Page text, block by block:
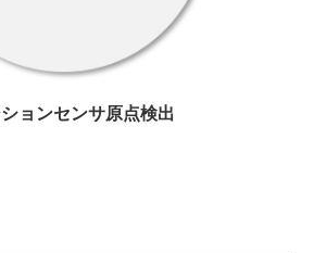
ョンセンサ原点検出